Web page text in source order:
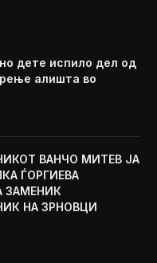
дете испило дел од
алишта во
ВАНЧО МИТЕВ ЈА
ЃОРГИЕВА
ЗАМЕНИК
НА ЗРНОВЦИ